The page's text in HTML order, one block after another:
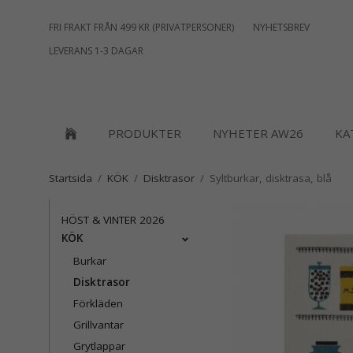
FRI FRAKT FRÅN 499 KR (PRIVATPERSONER)
NYHETSBREV
LEVERANS 1-3 DAGAR
PRODUKTER NYHETER AW26
Startsida / KÖK / Disktrasor / Syltburkar, disktrasa, blå
HÖST & VINTER 2026
KÖK
Burkar
Disktrasor
Förkläden
Grillvantar
Grytlappar